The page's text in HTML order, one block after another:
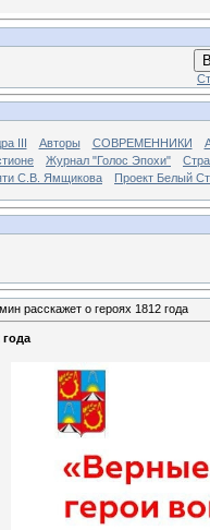
III Авторы СОВРЕМЕННИКИ
Журнал "Голос Эпохи"
С.В. Ямщикова Проект Белый
расскажет о героях 1812 года
года